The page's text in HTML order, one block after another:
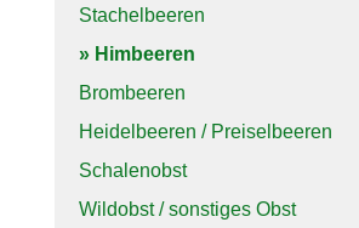
Stachelbeeren
» Himbeeren
Brombeeren
Heidelbeeren / Preiselbeeren
Schalenobst
Wildobst / sonstiges Obst